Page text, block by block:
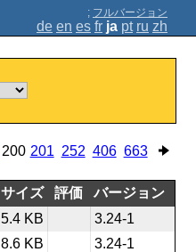
; フルバージョン
de en es fr ja pt ru zh
200 201 252 406 663
サイズ 評価
バージョン
5.4 KB
3.24-1
8.6 KB 3.24-1